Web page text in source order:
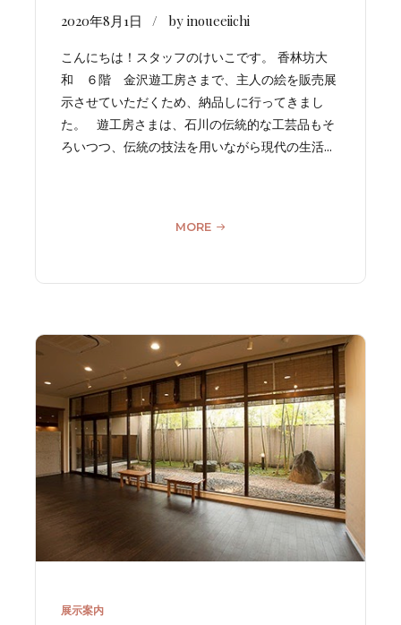
2020年8月1日 by inoueeiichi
こんにちは！スタッフのけいこです。 香林坊大
和 ６階 金沢遊工房さまで、主人の絵を販売展
示させていただくため、納品しに行ってきまし
た。 遊工房さまは、石川の伝統的な工芸品もそ
ろいつつ、伝統の技法を用いながら現代の生活...
展示案内